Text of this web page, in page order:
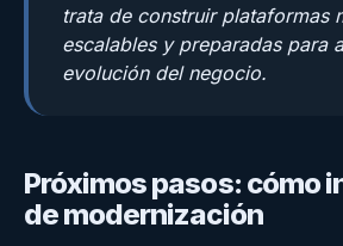
trata de construir plataformas
escalables y preparadas para
evolución del negocio.
Próximos pasos: cómo
de modernización